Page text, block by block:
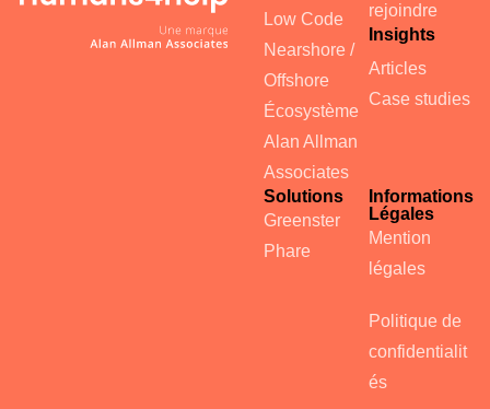
Low Code
Nearshore /
Offshore
Écosystème
Alan Allman
Associates
rejoindre
Insights
Articles
Case studies
Solutions
Greenster
Phare
Informations
Légales
Mention
légales
Politique de
confidentialit
és